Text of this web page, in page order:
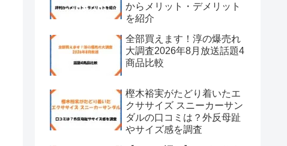
からメリット・デメリット
を紹介
全部買えます！淳の爆売れ
大調査2026年8月放送話題4
商品比較
樫木裕実がたどり着いたエ
クササイズ スニーカーサン
ダルの口コミは？外反母趾
やサイズ感を調査